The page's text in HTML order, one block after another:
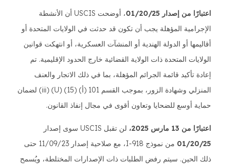
اعتبارًا من إصدار 01/20/25
، أوضحت USCIS أن الأنشطة
الإجرامية المؤهلة يجب أن تكون قد حدثت في الولايات المتحدة أو
أقاليمها أو الدولة الهندية أو المنشآت العسكرية، أو انتهكت قوانين
الولايات المتحدة ذات الولاية القضائية خارج الحدود الإقليمية. تم
إعادة تأكيد قائمة الجرائم المؤهلة، بما في ذلك الاتجار والعنف
المنزلي وشهادة الزور، بموجب القسم 101 (أ) (15) (U) (iii) لضمان
حماية أوسع للضحايا وتعاون أقوى في مجال إنفاذ القانون.
اعتبارًا من 13 مارس 2025،
لن تقبل USCIS سوى إصدار
01/20/25
من نموذج I-918، مع صلاحية إصدار 11/09/23 حتى
ذلك الحين. سيتم رفض الطلبات ذات الإصدارات المختلطة، ويُسمح